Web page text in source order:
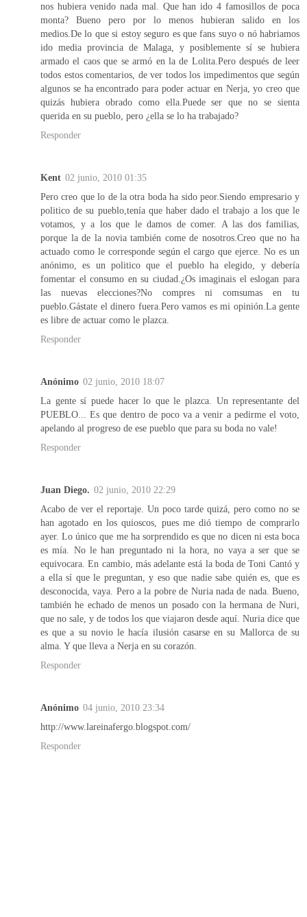
nos hubiera venido nada mal. Que han ido 4 famosillos de poca
monta? Bueno pero por lo menos hubieran salido en los
medios.De lo que si estoy seguro es que fans suyo o nó habriamos
ido media provincia de Malaga, y posiblemente sí se hubiera
armado el caos que se armó en la de Lolita.Pero después de leer
todos estos comentarios, de ver todos los impedimentos que según
algunos se ha encontrado para poder actuar en Nerja, yo creo que
quizás hubiera obrado como ella.Puede ser que no se sienta
querida en su pueblo, pero ¿ella se lo ha trabajado?
Responder
Kent 02 junio, 2010 01:35
Pero creo que lo de la otra boda ha sido peor.Siendo empresario y
politico de su pueblo,tenía que haber dado el trabajo a los que le
votamos, y a los que le damos de comer. A las dos familias,
porque la de la novia también come de nosotros.Creo que no ha
actuado como le corresponde según el cargo que ejerce. No es un
anónimo, es un politico que el pueblo ha elegido, y debería
fomentar el consumo en su ciudad.¿Os imaginais el eslogan para
las nuevas elecciones?No compres ni comsumas en tu
pueblo.Gástate el dinero fuera.Pero vamos es mi opinión.La gente
es libre de actuar como le plazca.
Responder
Anónimo 02 junio, 2010 18:07
La gente sí puede hacer lo que le plazca. Un representante del
PUEBLO... Es que dentro de poco va a venir a pedirme el voto,
apelando al progreso de ese pueblo que para su boda no vale!
Responder
Juan Diego. 02 junio, 2010 22:29
Acabo de ver el reportaje. Un poco tarde quizá, pero como no se
han agotado en los quioscos, pues me dió tiempo de comprarlo
ayer. Lo único que me ha sorprendido es que no dicen ni esta boca
es mía. No le han preguntado ni la hora, no vaya a ser que se
equivocara. En cambio, más adelante está la boda de Toni Cantó y
a ella sí que le preguntan, y eso que nadie sabe quién es, que es
desconocida, vaya. Pero a la pobre de Nuria nada de nada. Bueno,
también he echado de menos un posado con la hermana de Nuri,
que no sale, y de todos los que viajaron desde aquí. Nuria dice que
es que a su novio le hacía ilusión casarse en su Mallorca de su
alma. Y que lleva a Nerja en su corazón.
Responder
Anónimo 04 junio, 2010 23:34
http://www.lareinafergo.blogspot.com/
Responder